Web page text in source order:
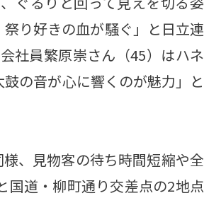
り好きの血が騒ぐ」と日立連
社員繁原崇さん（45）はハネ
の音が心に響くのが魅力」と
、見物客の待ち時間短縮や全
国道・柳町通り交差点の2地点